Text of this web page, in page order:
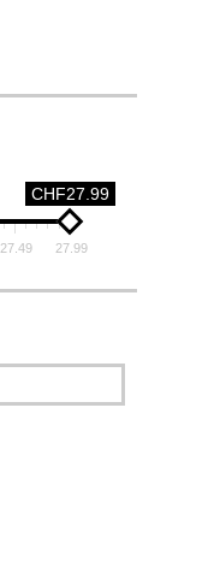
CHF27.99
27.49 27.99